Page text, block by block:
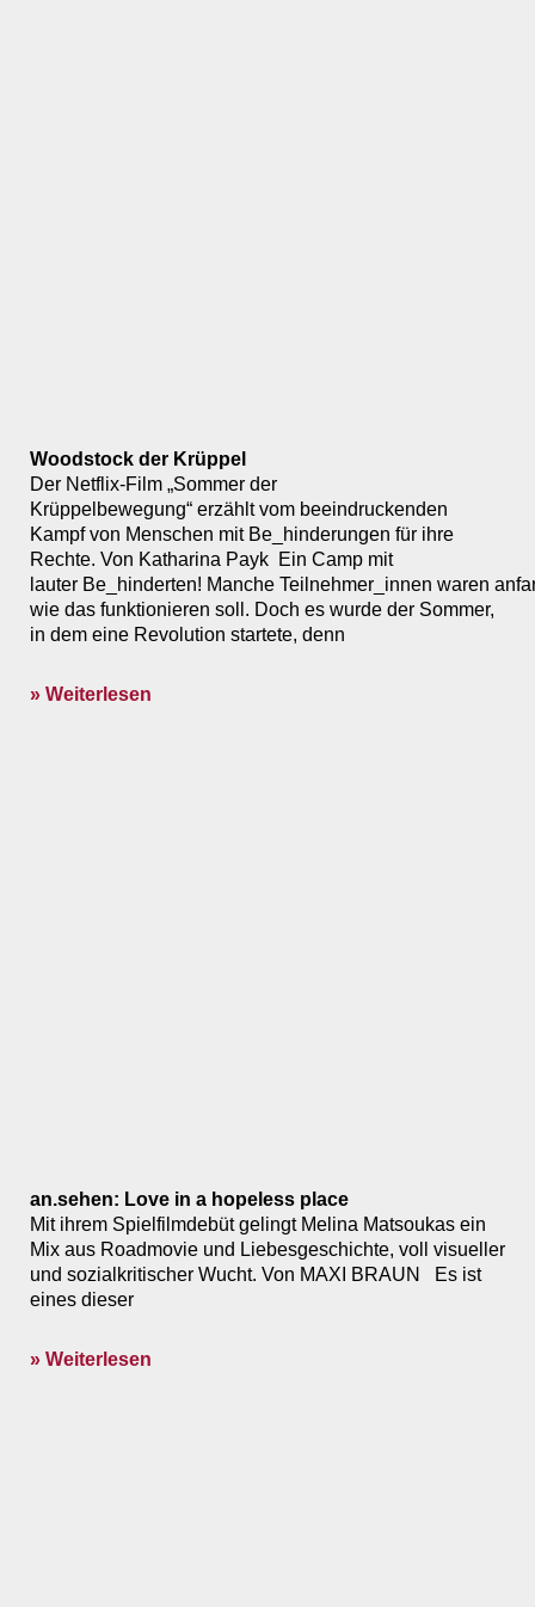
Woodstock der Krüppel
Der Netflix-Film „Sommer der
Krüppelbewegung“ erzählt vom beeindruckenden
Kampf von Menschen mit Be_hinderungen für ihre
Rechte. Von Katharina Payk Ein Camp mit
lauter Be_hinderten! Manche Teilnehmer_innen waren
wie das funktionieren soll. Doch es wurde der Sommer,
in dem eine Revolution startete, denn
» Weiterlesen
an.sehen: Love in a hopeless place
Mit ihrem Spielfilmdebüt gelingt Melina Matsoukas ein
Mix aus Roadmovie und Liebesgeschichte, voll visueller
und sozialkritischer Wucht. Von MAXI BRAUN Es ist
eines dieser
» Weiterlesen